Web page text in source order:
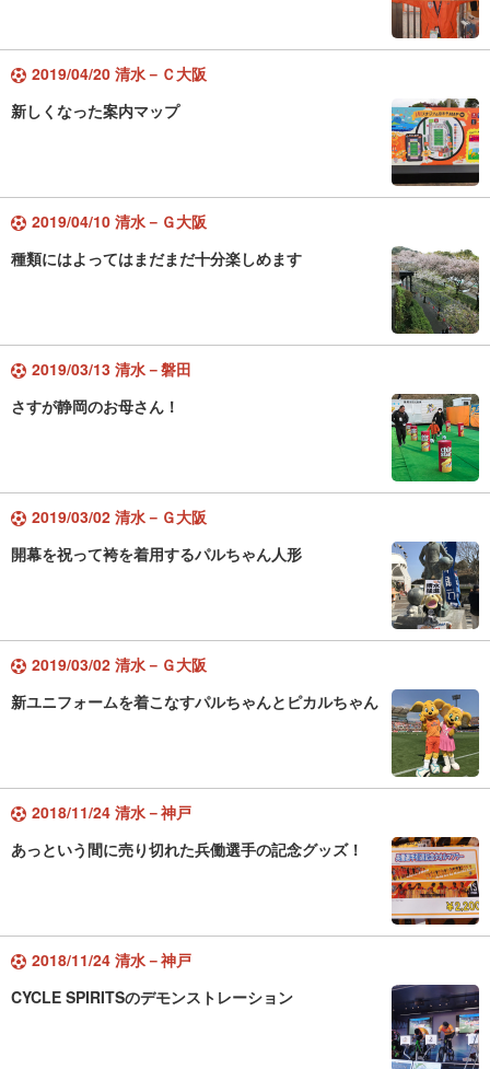
2019/04/20 清水－Ｃ大阪
新しくなった案内マップ
2019/04/10 清水－Ｇ大阪
種類にはよってはまだまだ十分楽しめます
2019/03/13 清水－磐田
さすが静岡のお母さん！
2019/03/02 清水－Ｇ大阪
開幕を祝って袴を着用するパルちゃん人形
2019/03/02 清水－Ｇ大阪
新ユニフォームを着こなすパルちゃんとピカルちゃん
2018/11/24 清水－神戸
あっという間に売り切れた兵働選手の記念グッズ！
2018/11/24 清水－神戸
CYCLE SPIRITSのデモンストレーション